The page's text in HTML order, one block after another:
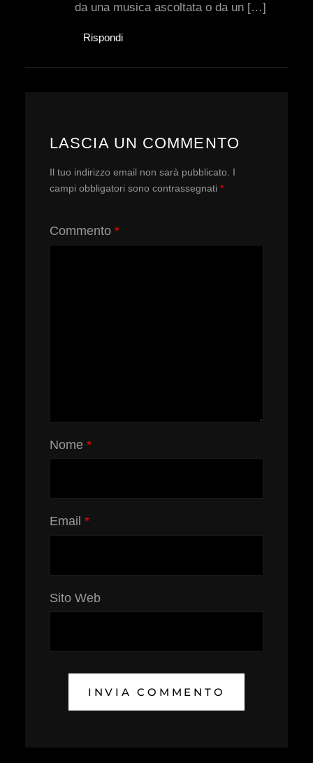
da una musica ascoltata o da un […]
Rispondi
LASCIA UN COMMENTO
Il tuo indirizzo email non sarà pubblicato.
I
campi obbligatori sono contrassegnati *
Commento *
Nome *
Email *
Sito Web